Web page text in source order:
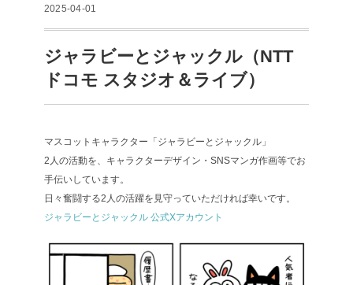
2025-04-01
ジャラビーとジャックル（NTT
ドコモ スタジオ＆ライブ）
マスコットキャラクター「ジャラビーとジャックル」
2人の活動を、キャラクターデザイン・SNSマンガ作画等でお
手伝いしています。
日々奮闘する2人の活躍を見守っていただければ幸いです。
ジャラビーとジャックル 公式Xアカウント